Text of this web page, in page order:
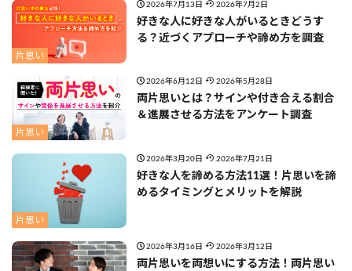
片思い
2026年7月13日 2026年7月2日
好きな人に好きな人がいるときどうす
る？近づくアプローチや諦め方を調査
片思い
2026年6月12日 2026年5月28日
両片思いとは？サインや付き合える割合
＆進展させる方法をアンケート調査
片思い
2026年3月20日 2026年7月21日
好きな人を諦める方法11選！片思いを諦
めるタイミングとメリットを解説
2026年3月16日 2026年3月12日
両片思いを両想いにする方法！両片思い